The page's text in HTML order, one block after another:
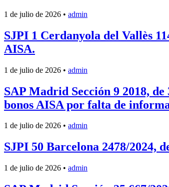
1 de julio de 2026 • admin
SJPI 1 Cerdanyola del Vallès
AISA.
1 de julio de 2026 • admin
SAP Madrid Sección 9 2018,
bonos AISA por falta de
1 de julio de 2026 • admin
SJPI 50 Barcelona 2478/2024,
1 de julio de 2026 • admin